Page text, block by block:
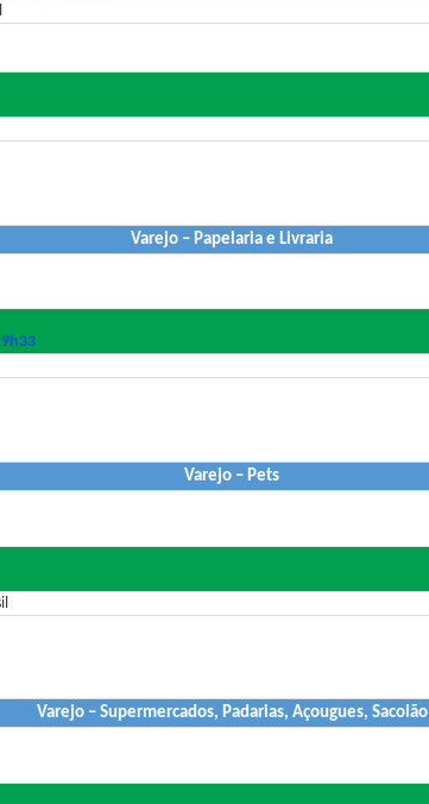
Varejo – Papelaria e Livraria
Varejo – Pets
Varejo – Supermercados, Padarias, Açougues, Sacolão